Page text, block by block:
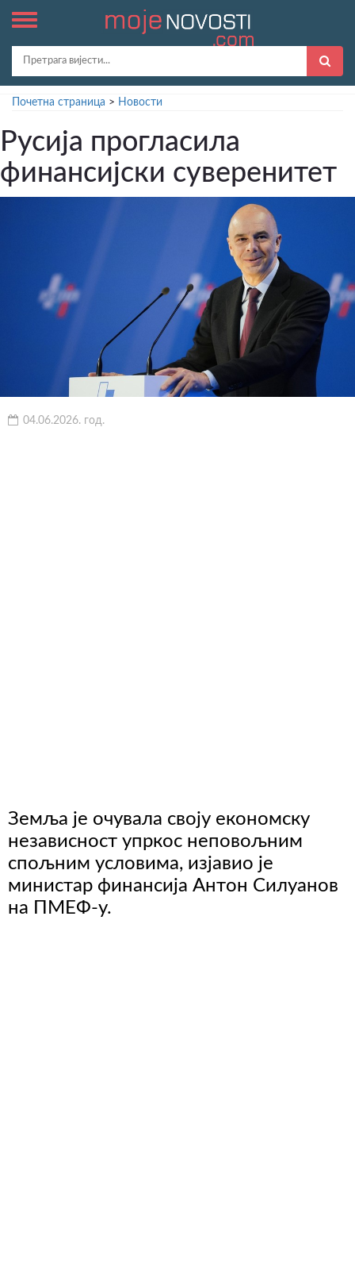
Почетна страница > Новости
Русија прогласила
финансијски суверенитет
04.06.2026. год.
Земља је очувала своју економску
независност упркос неповољним
спољним условима, изјавио је
министар финансија Антон Силуанов
на ПМЕФ-у.